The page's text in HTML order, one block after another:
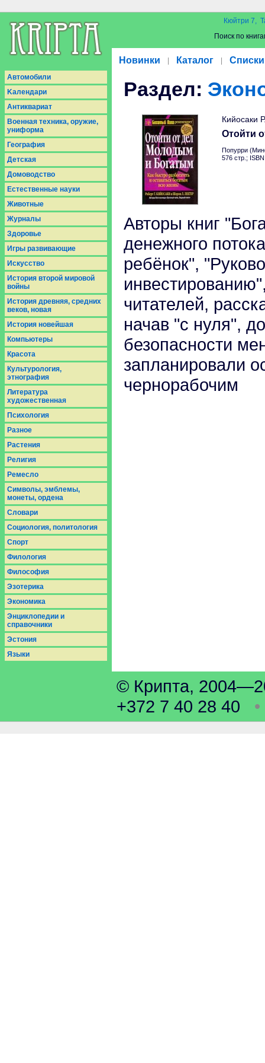
Кюйтри 7,
Поиск по
Новинки Каталог Списки
Aвтомобили
Kалендари
Антиквариат
Военная техника, оружие,
униформа
География
Детская
Домоводство
Естественные науки
Животные
Журналы
Здоровье
Игры развивающие
Искусство
История второй мировой
войны
История древняя, средних
веков, новая
История новейшая
Компьютеры
Красота
Культурология,
этнография
Литература
художественная
Психология
Разное
Растения
Религия
Ремесло
Символы, эмблемы,
монеты, ордена
Словари
Социология, политология
Спорт
Филология
Философия
Эзотерика
Экономика
Энциклопедии и
справочники
Эстония
Языки
Раздел:
Кийосаки
Отойти
Попурри
576 стр.;
Авторы книг
денежного
ребёнок",
читателей,
начав "с нуля",
безопасности
запланировали
чернорабочим
© Крипта,
+372 7 40 28 40 •